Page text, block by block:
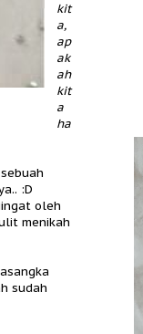
kit
a,
ap
ak
ah
kit
a
ha
:D
oleh
menikah
sudah